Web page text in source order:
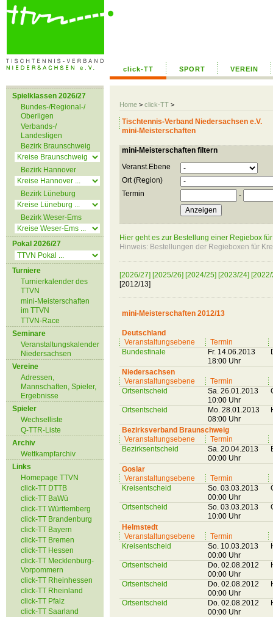
click-TT SPORT VEREIN
Home > click-TT >
Spielklassen 2026/27
Bundes-/Regional-/
Oberligen
Verbands-/
Landesligen
Bezirk Braunschweig
Bezirk Hannover
Bezirk Lüneburg
Bezirk Weser-Ems
Pokal 2026/27
Turniere
Turnierkalender des
TTVN
mini-Meisterschaften
im TTVN
TTVN-Race
Seminare
Veranstaltungskalender
Niedersachsen
Vereine
Adressen,
Mannschaften, Spieler,
Ergebnisse
Spieler
Wechselliste
Q-TTR-Liste
Archiv
Wettkampfarchiv
Links
Homepage TTVN
click-TT DTTB
click-TT BaWü
click-TT Württemberg
click-TT Brandenburg
click-TT Bayern
click-TT Bremen
click-TT Hessen
click-TT Mecklenburg-
Vorpommern
click-TT Rheinhessen
click-TT Rheinland
click-TT Pfalz
click-TT Saarland
Tischtennis-Verband Niedersachsen e.V.
mini-Meisterschaften
mini-Meisterschaften filtern
Veranst.Ebene
Ort (Region)
Termin
-
Hier geht es zur Bestellung einer Regiebox
Hinweis: Bestellungen der Regieboxen für
[2026/27] [2025/26] [2024/25] [2023/24]
[2012/13]
mini-Meisterschaften 2012/13
Deutschland
Veranstaltungsebene
Termin
Bundesfinale
Fr. 14.06.2013
18:00 Uhr
Niedersachsen
Veranstaltungsebene
Termin
Ortsentscheid
Sa. 26.01.2013
10:00 Uhr
Ortsentscheid
Mo. 28.01.2013
08:00 Uhr
Bezirksverband Braunschweig
Veranstaltungsebene
Termin
Bezirksentscheid
Sa. 20.04.2013
00:00 Uhr
Goslar
Veranstaltungsebene
Termin
Kreisentscheid
So. 03.03.2013
00:00 Uhr
Ortsentscheid
So. 03.03.2013
10:00 Uhr
Helmstedt
Veranstaltungsebene
Termin
Kreisentscheid
So. 10.03.2013
00:00 Uhr
Ortsentscheid
Do. 02.08.2012
00:00 Uhr
Ortsentscheid
Do. 02.08.2012
00:00 Uhr
Ortsentscheid
Do. 02.08.2012
00:00 Uhr